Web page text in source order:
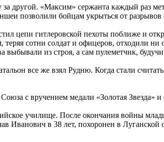
другой. «Максим» сержанта каждый раз
позволили бойцам укрыться от разрывов
цепи гитлеровской пехоты поближе и
сотни солдат и офицеров, отходили
выбывали из строя, а сам пулеметчик,
все же взял Рудню. Когда стали
с вручением медали «Золотая Звезда»
училище. После окончания войны
Иванович в 38 лет, похоронен в